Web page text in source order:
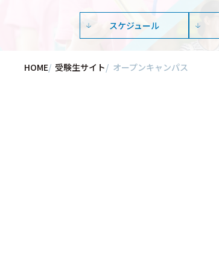
スケジュール
HOME 受験生サイト オープンキャンパス